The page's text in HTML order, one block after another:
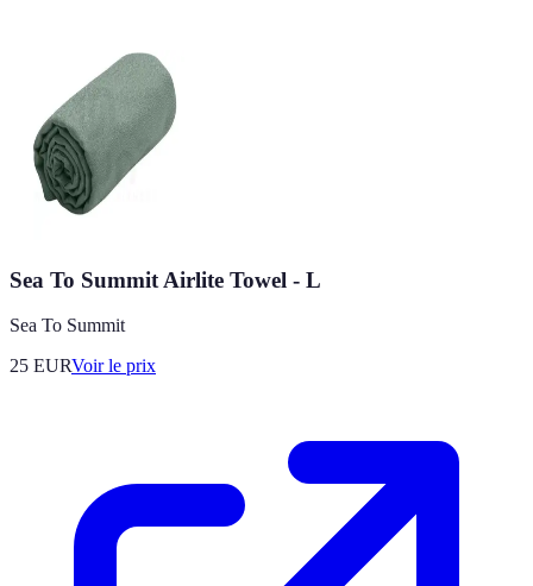
Sea To Summit Airlite Towel - L
Sea To Summit
25 EURVoir le prix